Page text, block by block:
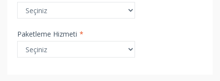
Paketleme Hizmeti *